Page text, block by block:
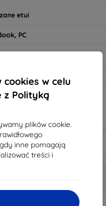
w celu
z Polityką
plików cookie.
inne pomagają
treści i
etui
PC
Tanie Drogie